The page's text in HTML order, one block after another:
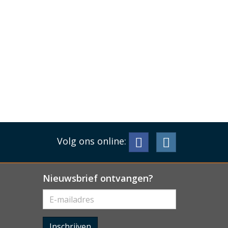
Volg ons online:
Nieuwsbrief ontvangen?